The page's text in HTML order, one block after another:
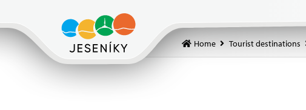
Home Tourist destinations